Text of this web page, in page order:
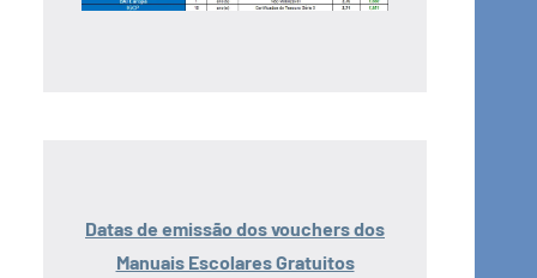
Datas de emissão dos vouchers dos
Manuais Escolares Gratuitos